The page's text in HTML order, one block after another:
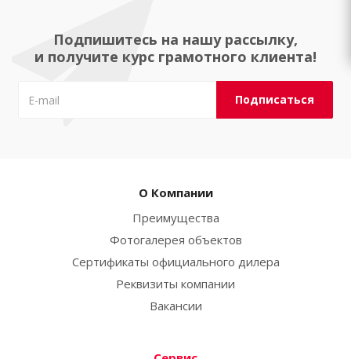
Подпишитесь на нашу рассылку,
и получите курс грамотного клиента!
О Компании
Преимущества
Фотогалерея объектов
Сертификаты официального дилера
Реквизиты компании
Вакансии